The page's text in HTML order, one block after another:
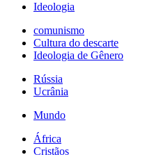
Ideologia
comunismo
Cultura do descarte
Ideologia de Gênero
Rússia
Ucrânia
Mundo
África
Cristãos